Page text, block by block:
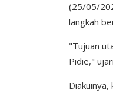
(25/05/
langkah
"Tujuan
Pidie,"